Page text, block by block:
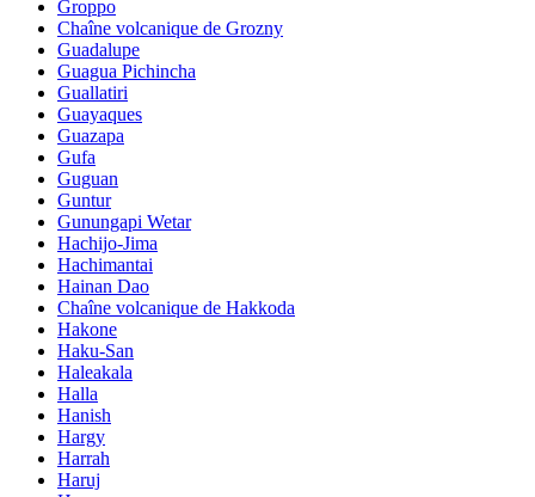
Groppo
Chaîne volcanique de Grozny
Guadalupe
Guagua Pichincha
Guallatiri
Guayaques
Guazapa
Gufa
Guguan
Guntur
Gunungapi Wetar
Hachijo-Jima
Hachimantai
Hainan Dao
Chaîne volcanique de Hakkoda
Hakone
Haku-San
Haleakala
Halla
Hanish
Hargy
Harrah
Haruj